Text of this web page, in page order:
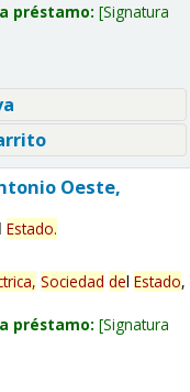
préstamo: Signatura
Oeste,
l Estado.
Sociedad del Estado,
préstamo: Signatura